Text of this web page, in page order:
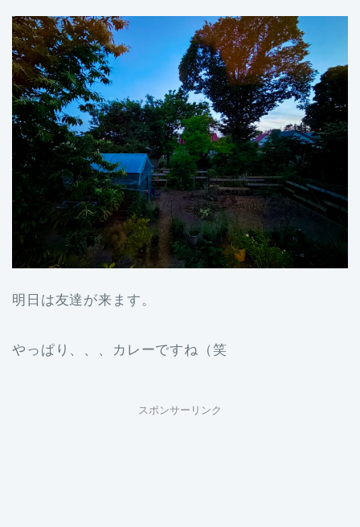
明日は友達が来ます。
やっぱり、、、カレーですね（笑
スポンサーリンク